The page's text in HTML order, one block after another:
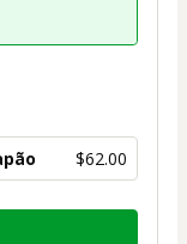
$62.00